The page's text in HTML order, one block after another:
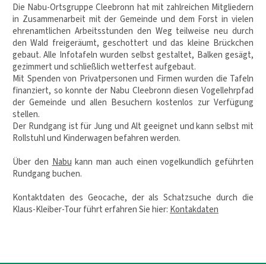
Die Nabu-Ortsgruppe Cleebronn hat mit zahlreichen Mitgliedern
in Zusammenarbeit mit der Gemeinde und dem Forst in vielen
ehrenamtlichen Arbeitsstunden den Weg teilweise neu durch
den Wald freigeräumt, geschottert und das kleine Brückchen
gebaut. Alle Infotafeln wurden selbst gestaltet, Balken gesägt,
gezimmert und schließlich wetterfest aufgebaut.
Mit Spenden von Privatpersonen und Firmen wurden die Tafeln
finanziert, so konnte der Nabu Cleebronn diesen Vogellehrpfad
der Gemeinde und allen Besuchern kostenlos zur Verfügung
stellen.
Der Rundgang ist für Jung und Alt geeignet und kann selbst mit
Rollstuhl und Kinderwagen befahren werden.
Über den Nabu kann man auch einen vogelkundlich geführten
Rundgang buchen.
Kontaktdaten des Geocache, der als Schatzsuche durch die
Klaus-Kleiber-Tour führt erfahren Sie hier: Kontakdaten